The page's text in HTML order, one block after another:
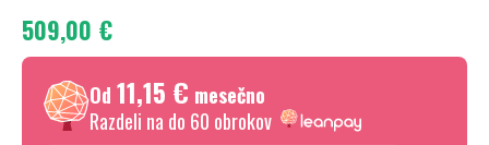
509,00 €
Od 11,15 € mesečno
Razdeli na do 60 obrokov
spredaj,
8
1200